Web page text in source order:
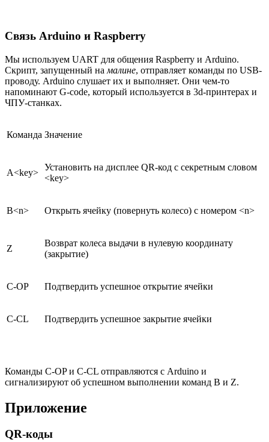
Связь Arduino и Raspberry
Мы используем UART для общения Raspberry и Arduino.
Скрипт, запущенный на малине, отправляет команды по USB-
проводу. Arduino слушает их и выполняет. Они чем-то
напоминают G-code, который используется в 3d-принтерах и
ЧПУ-станках.
Команда Значение
A<key>
Установить на дисплее QR-код с секретным словом
<key>
B<n> Открыть ячейку (повернуть колесо) с номером <n>
Z
Возврат колеса выдачи в нулевую координату
(закрытие)
С-OP Подтвердить успешное открытие ячейки
C-CL Подтвердить успешное закрытие ячейки
Команды C-OP и C-CL отправляются с Arduino и
сигнализируют об успешном выполнении команд B и Z.
Приложение
QR-коды